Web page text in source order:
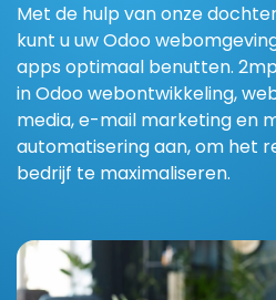
Met de hulp van onze
kunt u uw Odoo
apps optimaal benutten.
in Odoo webontwikkeling,
media, e-mail marketing en
automatisering aan, om het
bedrijf te maximaliseren.